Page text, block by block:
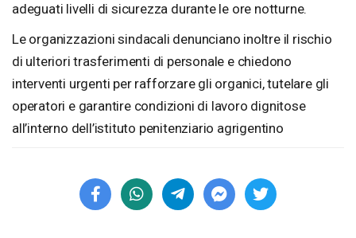
adeguati livelli di sicurezza durante le ore notturne.
Le organizzazioni sindacali denunciano inoltre il rischio
di ulteriori trasferimenti di personale e chiedono
interventi urgenti per rafforzare gli organici, tutelare gli
operatori e garantire condizioni di lavoro dignitose
all’interno dell’istituto penitenziario agrigentino